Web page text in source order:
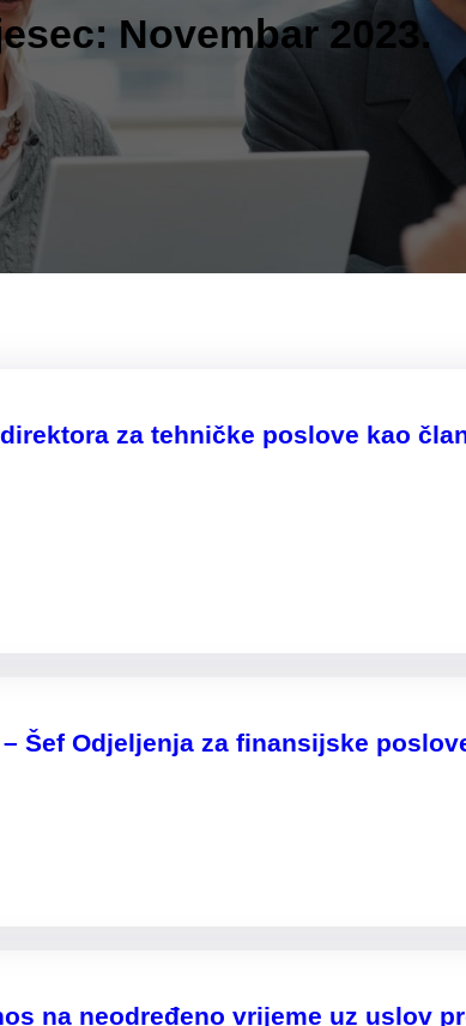
Novembar 2023.
za tehničke poslove kao
– Šef Odjeljenja za finansijske
na neodređeno vrijeme uz uslov